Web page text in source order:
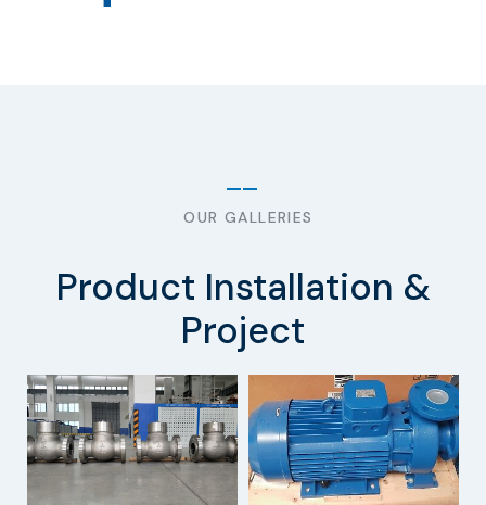
OUR GALLERIES
Product Installation &
Project